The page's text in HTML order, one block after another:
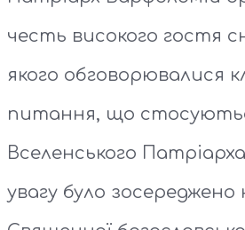
честь високого гостя
якого обговорювалися
питання, що
Вселенського
увагу було зосереджено